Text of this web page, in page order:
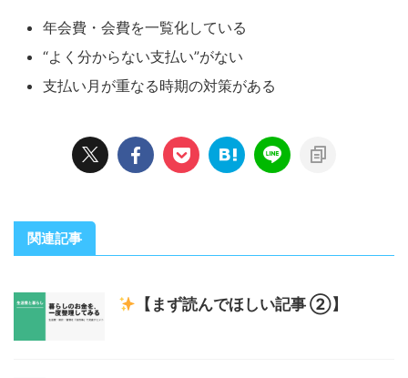
年会費・会費を一覧化している
“よく分からない支払い”がない
支払い月が重なる時期の対策がある
関連記事
【まず読んでほしい記事 ②】